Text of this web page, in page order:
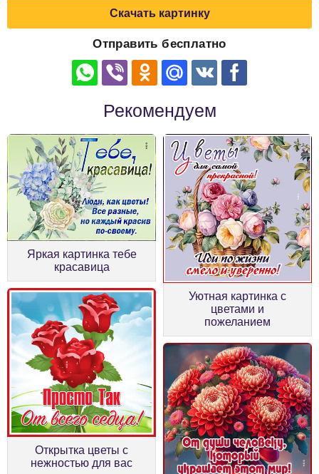
Скачать картинку
Отправить бесплатно
Рекомендуем
Яркая картинка тебе
красавица
Уютная картинка с
цветами и
пожеланием
Открытка цветы с
нежностью для вас